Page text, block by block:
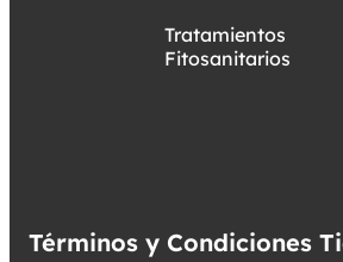
Tratamientos
Fitosanitarios
Términos y Condiciones